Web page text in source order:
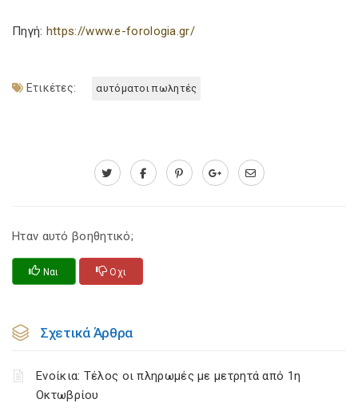
Πηγή: https://www.e-forologia.gr/
Ετικέτες: αυτόματοι πωλητές
Ηταν αυτό βοηθητικό;
Ναι Οχι
Σχετικά Άρθρα
Ενοίκια: Τέλος οι πληρωμές με μετρητά από 1η
Οκτωβρίου